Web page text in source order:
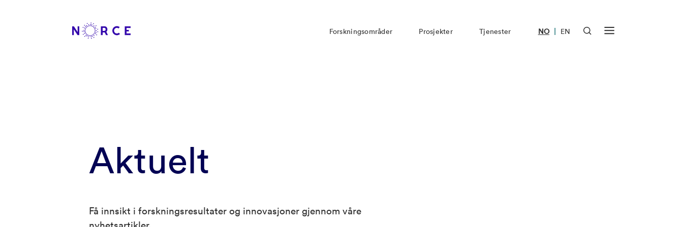
Forskningsområder Prosjekter Tjenester NO | EN
Aktuelt
Få innsikt i forskningsresultater og innovasjoner gjennom våre